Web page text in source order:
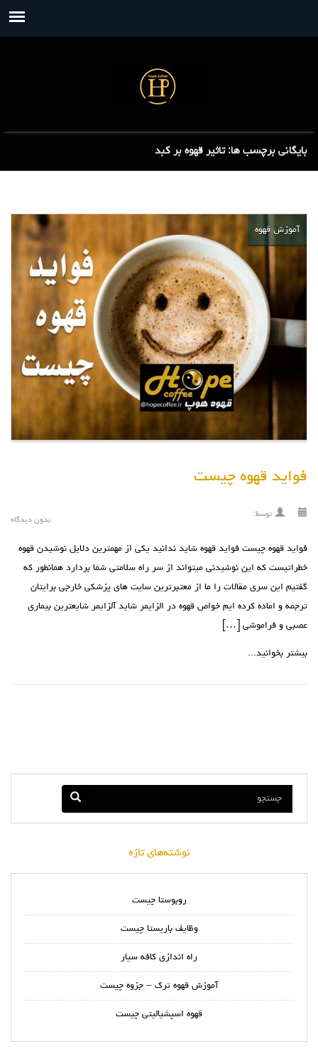
بایگانی برچسب ها: تاثیر قهوه بر کبد
آموزش قهوه
فواید قهوه چیست
توسط:
بدون دیدگاه
فواید قهوه چیست فواید قهوه شاید ندانید یکی از مهمترین دلایل نوشیدن قهوه
خطراتیست که این نوشیدنی میتواند از سر راه سلامتی شما بردارد همانطور که
گفتیم این سری مقالات را ما از معتبرترین سایت های پزشکی خارجی برایتان
ترجمه و اماده کرده ایم خواص قهوه در الزایمر شاید آلزایمر شایعترین بیماری
عصبی و فراموشی […]
بیشتر بخوانید...
نوشته‌های تازه
روبوستا چیست
وظایف باریستا چیست
راه اندازی کافه سیار
آموزش قهوه ترک – جزوه چیست
قهوه اسپشیالیتی چیست